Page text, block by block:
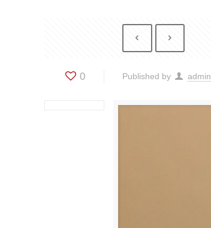
0 Published by admin